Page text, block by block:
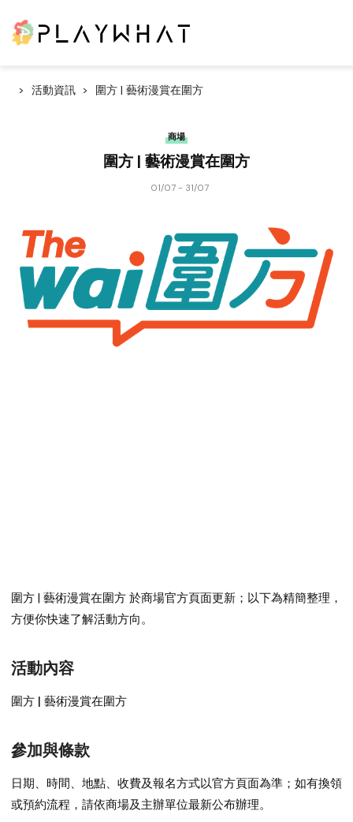
活動資訊 圍方 | 藝術漫賞在圍方
商場
圍方 | 藝術漫賞在圍方
01/07 - 31/07
圍方 | 藝術漫賞在圍方 於商場官方頁面更新；以下為精簡整理，
方便你快速了解活動方向。
活動內容
圍方 | 藝術漫賞在圍方
參加與條款
日期、時間、地點、收費及報名方式以官方頁面為準；如有換領
或預約流程，請依商場及主辦單位最新公布辦理。